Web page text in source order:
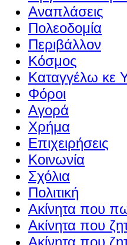
Αναπλάσεις
Πολεοδομία
Περιβάλλον
Κόσμος
Καταγγέλω κε
Φόροι
Αγορά
Χρήμα
Επιχειρήσεις
Κοινωνία
Σχόλια
Πολιτική
Ακίνητα που
Ακίνητα που
Ακίνητα που